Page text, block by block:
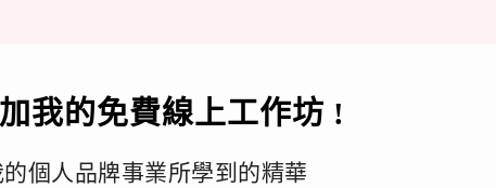
我的免費線上工作坊 !
個人品牌事業所學到的精華